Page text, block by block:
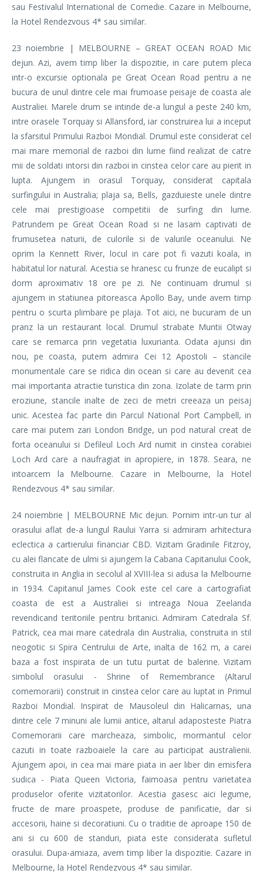
sau Festivalul International de Comedie. Cazare in Melbourne,
la Hotel Rendezvous 4* sau similar.
23 noiembrie | MELBOURNE – GREAT OCEAN ROAD Mic
dejun. Azi, avem timp liber la dispozitie, in care putem pleca
intr-o excursie optionala pe Great Ocean Road pentru a ne
bucura de unul dintre cele mai frumoase peisaje de coasta ale
Australiei. Marele drum se intinde de-a lungul a peste 240 km,
intre orasele Torquay si Allansford, iar construirea lui a inceput
la sfarsitul Primului Razboi Mondial. Drumul este considerat cel
mai mare memorial de razboi din lume fiind realizat de catre
mii de soldati intorsi din razboi in cinstea celor care au pierit in
lupta. Ajungem in orasul Torquay, considerat capitala
surfingului in Australia; plaja sa, Bells, gazduieste unele dintre
cele mai prestigioase competitii de surfing din lume.
Patrundem pe Great Ocean Road si ne lasam captivati de
frumusetea naturii, de culorile si de valurile oceanului. Ne
oprim la Kennett River, locul in care pot fi vazuti koala, in
habitatul lor natural. Acestia se hranesc cu frunze de eucalipt si
dorm aproximativ 18 ore pe zi. Ne continuam drumul si
ajungem in statiunea pitoreasca Apollo Bay, unde avem timp
pentru o scurta plimbare pe plaja. Tot aici, ne bucuram de un
pranz la un restaurant local. Drumul strabate Muntii Otway
care se remarca prin vegetatia luxurianta. Odata ajunsi din
nou, pe coasta, putem admira Cei 12 Apostoli – stancile
monumentale care se ridica din ocean si care au devenit cea
mai importanta atractie turistica din zona. Izolate de tarm prin
eroziune, stancile inalte de zeci de metri creeaza un peisaj
unic. Acestea fac parte din Parcul National Port Campbell, in
care mai putem zari London Bridge, un pod natural creat de
forta oceanului si Defileul Loch Ard numit in cinstea corabiei
Loch Ard care a naufragiat in apropiere, in 1878. Seara, ne
intoarcem la Melbourne. Cazare in Melbourne, la Hotel
Rendezvous 4* sau similar.
24 noiembrie | MELBOURNE Mic dejun. Pornim intr-un tur al
orasului aflat de-a lungul Raului Yarra si admiram arhitectura
eclectica a cartierului financiar CBD. Vizitam Gradinile Fitzroy,
cu alei flancate de ulmi si ajungem la Cabana Capitanului Cook,
construita in Anglia in secolul al XVIII-lea si adusa la Melbourne
in 1934. Capitanul James Cook este cel care a cartografiat
coasta de est a Australiei si intreaga Noua Zeelanda
revendicand teritoriile pentru britanici. Admiram Catedrala Sf.
Patrick, cea mai mare catedrala din Australia, construita in stil
neogotic si Spira Centrului de Arte, inalta de 162 m, a carei
baza a fost inspirata de un tutu purtat de balerine. Vizitam
simbolul orasului - Shrine of Remembrance (Altarul
comemorarii) construit in cinstea celor care au luptat in Primul
Razboi Mondial. Inspirat de Mausoleul din Halicarnas, una
dintre cele 7 minuni ale lumii antice, altarul adaposteste Piatra
Comemorarii care marcheaza, simbolic, mormantul celor
cazuti in toate razboaiele la care au participat australienii.
Ajungem apoi, in cea mai mare piata in aer liber din emisfera
sudica - Piata Queen Victoria, faimoasa pentru varietatea
produselor oferite vizitatorilor. Acestia gasesc aici legume,
fructe de mare proaspete, produse de panificatie, dar si
accesorii, haine si decoratiuni. Cu o traditie de aproape 150 de
ani si cu 600 de standuri, piata este considerata sufletul
orasului. Dupa-amiaza, avem timp liber la dispozitie. Cazare in
Melbourne, la Hotel Rendezvous 4* sau similar.